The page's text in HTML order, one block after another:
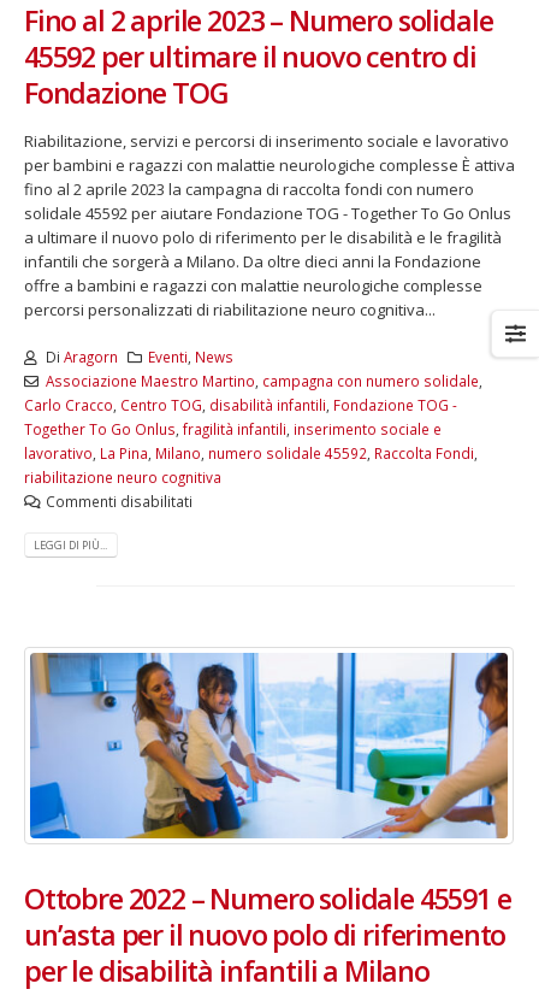
Fino al 2 aprile 2023 – Numero solidale
45592 per ultimare il nuovo centro di
Fondazione TOG
Riabilitazione, servizi e percorsi di inserimento sociale e lavorativo
per bambini e ragazzi con malattie neurologiche complesse È attiva
fino al 2 aprile 2023 la campagna di raccolta fondi con numero
solidale 45592 per aiutare Fondazione TOG - Together To Go Onlus
a ultimare il nuovo polo di riferimento per le disabilità e le fragilità
infantili che sorgerà a Milano. Da oltre dieci anni la Fondazione
offre a bambini e ragazzi con malattie neurologiche complesse
percorsi personalizzati di riabilitazione neuro cognitiva...
Di Aragorn Eventi News
Associazione Maestro Martino campagna con numero solidale
Carlo Cracco Centro TOG disabilità infantili Fondazione TOG -
Together To Go Onlus fragilità infantili inserimento sociale e
lavorativo La Pina Milano numero solidale 45592 Raccolta Fondi
riabilitazione neuro cognitiva
Commenti disabilitati
LEGGI DI PIÙ...
Ottobre 2022 – Numero solidale 45591 e
un’asta per il nuovo polo di riferimento
per le disabilità infantili a Milano
Fino al 29 marzo 2026 – Anziani
malati e fragili, VIDAS lancia
una campagna per rafforzare
l’assistenza domiciliare
2026
13 dicembre 2024 – In
carnet per le Prove Aperte
della Filarmonica della
Dicembre 14, 2024
dintorni” per festeggiare i
anni di Fondazione TOG
Giugno 15, 2026
18 e 19 dicembre 2026 –